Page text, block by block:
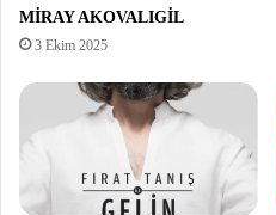
MİRAY AKOVALIGİL
3 Ekim 2025